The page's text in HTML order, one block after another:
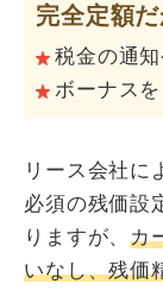
完全定額だ
税金の通
ボーナス
リース会社に
必須の残価設
りますが、カ
いなし、残価